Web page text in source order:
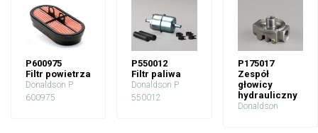
P600975
Filtr powietrza
Donaldson P
600975
P550012
Filtr paliwa
Donaldson P
550012
P175017
Zespół
głowicy
hydrauliczny
Donaldson